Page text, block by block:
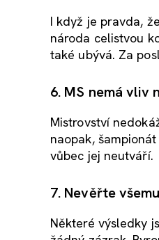
I když je pravda,
národa celistvou
také ubývá. Za
6. MS nemá vliv
Mistrovství
naopak,
vůbec jej neutváří.
7. Nevěřte
Některé výsledky